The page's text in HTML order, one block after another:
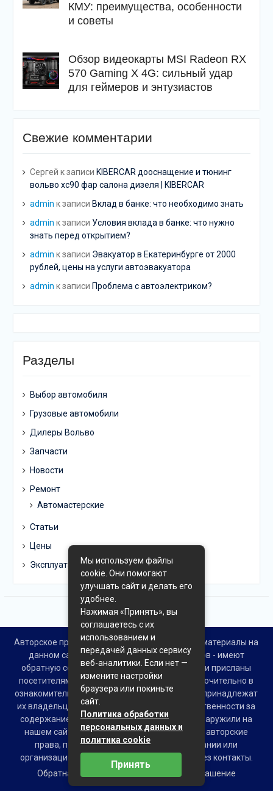
КМУ: преимущества, особенности
и советы
Обзор видеокарты MSI Radeon RX
570 Gaming X 4G: сильный удар
для геймеров и энтузиастов
Свежие комментарии
Сергей к записи KIBERCAR дооснащение и тюнинг
вольво хс90 фар салона дизеля | KIBERCAR
admin к записи Вклад в банке: что необходимо знать
admin к записи Условия вклада в банке: что нужно
знать перед открытием?
admin к записи Эвакуатор в Екатеринбурге от 2000
рублей, цены на услуги автоэвакуатора
admin к записи Проблема с автоэлектриком?
Разделы
Выбор автомобиля
Грузовые автомобили
Дилеры Вольво
Запчасти
Новости
Ремонт
Автомастерские
Статьи
Цены
Эксплуатация
Авторское право © Все права защищены. Все материалы на
данном сайте взяты из открытых источников - имеют
обратную ссылку на материал в интернете или присланы
посетителями сайта и предоставляются исключительно в
ознакомительных целях. Права на материалы принадлежат
их владельцам. Администрация сайта ответственности за
содержание материала не несет. Если Вы обнаружили на
нашем сайте материалы, которые нарушают авторские
права, принадлежащие Вам, Вашей компании или
организации, пожалуйста, сообщите нам через контакты.
Обратная связь
Пользовательское соглашение
Мы используем файлы
cookie. Они помогают
улучшать сайт и делать его
удобнее.
Нажимая «Принять», вы
соглашаетесь с их
использованием и
передачей данных сервису
веб-аналитики. Если нет —
измените настройки
браузера или покиньте
сайт.
Политика обработки
персональных данных и
политика cookie
Принять